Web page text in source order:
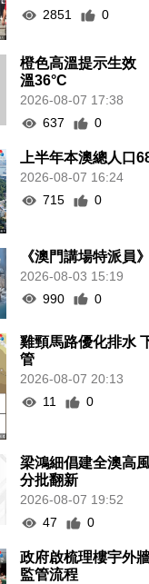
2851 0
橙色高溫提示生效
溫36°C
2026-08-07 17:38
637
0
上半年本澳總人口
2026-08-07 16:24
715
0
《澳門講場特派員
2026-08-03 15:19
990
0
雞頸馬路優化排水
管
2026-08-07 20:13
11
0
梁鴻細倡建全澳高
分批翻新
2026-08-07 19:52
47
0
政府啟梳理樓宇外
監管流程